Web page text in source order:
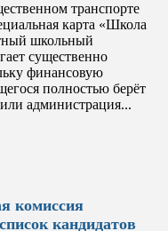
транспорте
карта «Школа
школьный
существенно
финансовую
полностью берёт
или администрация...
комиссия
кандидатов